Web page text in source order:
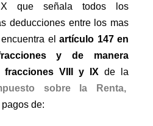
que señala todos los
deducciones entre los mas
el artículo 147 en
y de manera
fracciones VIII y IX de la
sobre la Renta,
de: